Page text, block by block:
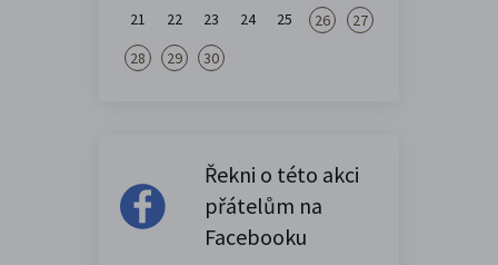
21
22 23 24 25 26
27
28
29 30
Řekni o této akci
přátelům na
Facebooku